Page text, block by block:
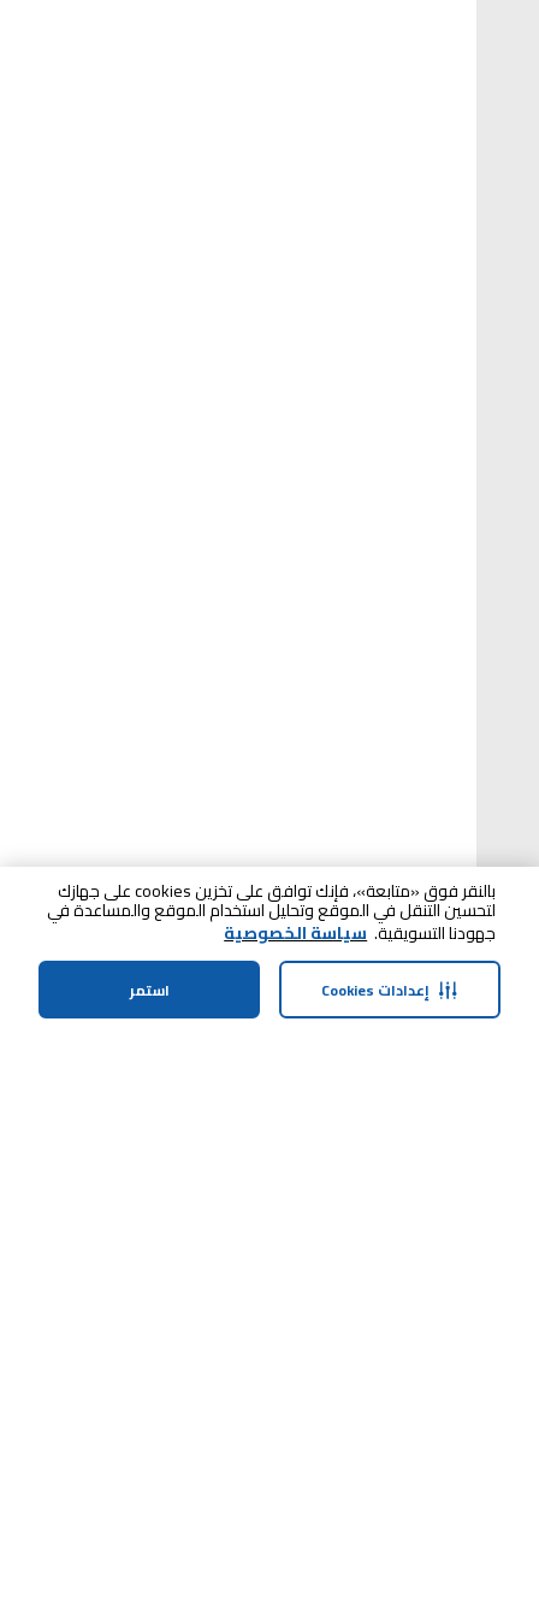
بالنقر فوق «متابعة»، فإنك توافق على تخزين cookies على جهازك
لتحسين التنقل في الموقع وتحليل استخدام الموقع والمساعدة في
جهودنا التسويقية. سياسة الخصوصية
استمر إعدادات Cookies
الرئيسية الفئات الملف الشخصي سلة التسوق